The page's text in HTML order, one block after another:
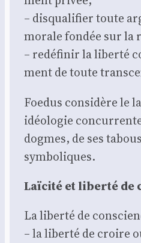
– dis­qua­li­fier toute
morale fon­dée sur la
– redé­fi­nir la liber­té
ment de toute
Foe­dus consi­dère le
idéo­lo­gie
dogmes, de ses
sym­bo­liques.
Laï­ci­té et liber­té de
La liber­té de
– la liber­té de croire